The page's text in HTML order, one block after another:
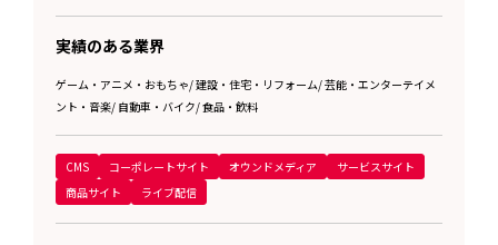
実績のある業界
ゲーム・アニメ・おもちゃ/建設・住宅・リフォーム/芸能・エンターテイメ
ント・音楽/自動車・バイク/食品・飲料
CMS コーポレートサイト オウンドメディア
サービスサイト
商品サイト
ライブ配信